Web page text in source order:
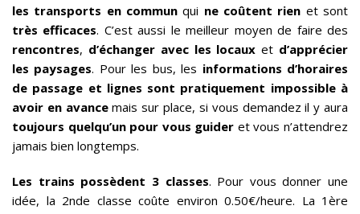
les transports en commun qui ne coûtent rien et sont
très efficaces. C’est aussi le meilleur moyen de faire des
rencontres, d’échanger avec les locaux et d’apprécier
les paysages. Pour les bus, les informations d’horaires
de passage et lignes sont pratiquement impossible à
avoir en avancemais sur place, si vous demandez il y aura
toujours quelqu’un pour vous guider et vous n’attendrez
jamais bien longtemps.
Les trains possèdent 3 classes. Pour vous donner une
idée, la 2nde classe coûte environ 0.50€/heure. La 1ère